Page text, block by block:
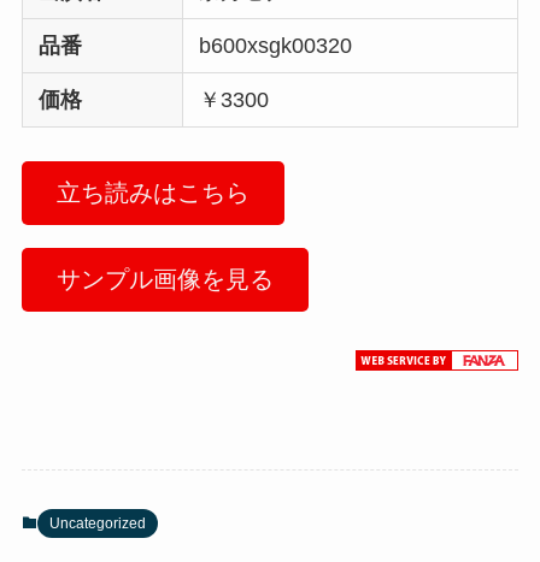
品番 b600xsgk00320
価格 ￥3300
立ち読みはこちら
サンプル画像を見る
Uncategorized